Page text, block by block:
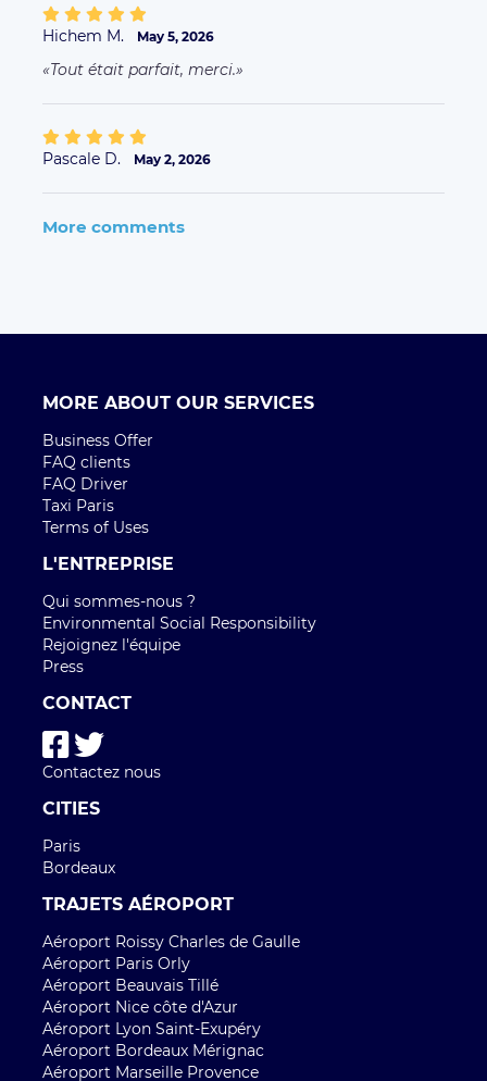
Hichem M. May 5, 2026
Tout était parfait, merci.
Pascale D. May 2, 2026
More comments
MORE ABOUT OUR SERVICES
Business Offer
FAQ clients
FAQ Driver
Taxi Paris
Terms of Uses
L'ENTREPRISE
Qui sommes-nous ?
Environmental Social Responsibility
Rejoignez l'équipe
Press
CONTACT
Contactez nous
CITIES
Paris
Bordeaux
TRAJETS AÉROPORT
Aéroport Roissy Charles de Gaulle
Aéroport Paris Orly
Aéroport Beauvais Tillé
Aéroport Nice côte d'Azur
Aéroport Lyon Saint-Exupéry
Aéroport Bordeaux Mérignac
Aéroport Marseille Provence